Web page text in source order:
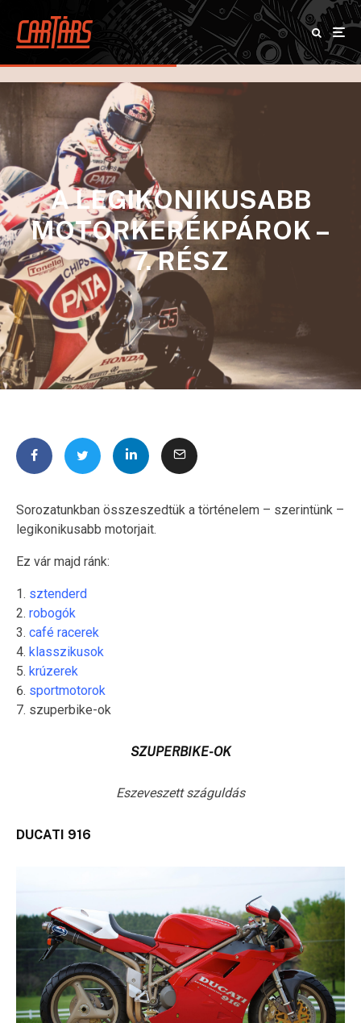
A LEGIKONIKUSABB
MOTORKERÉKPÁROK –
7. RÉSZ
Sorozatunkban összeszedtük a történelem – szerintünk –
legikonikusabb motorjait.
Ez vár majd ránk:
sztenderd
robogók
café racerek
klasszikusok
krúzerek
sportmotorok
szuperbike-ok
SZUPERBIKE-OK
Eszeveszett száguldás
DUCATI 916